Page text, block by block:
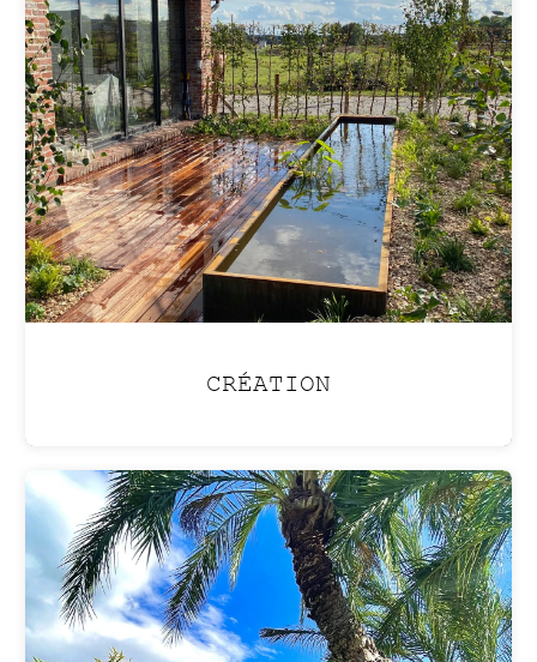
CRÉATION
PISCINE LAGON
Aménagez votre jardin pour créer une
atmosphère de vacancesété comme hiver
avec unepiscine lagon.
ENTRETIEN